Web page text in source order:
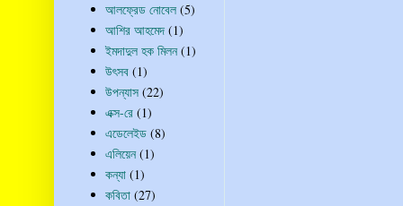
আলফ্রেড নোবেল (5)
আশির আহমেদ (1)
ইমদাদুল হক মিলন (1)
উৎসব (1)
উপন্যাস (22)
এক্স-রে (1)
এডেলেইড (8)
এলিয়েন (1)
কন্যা (1)
কবিতা (27)